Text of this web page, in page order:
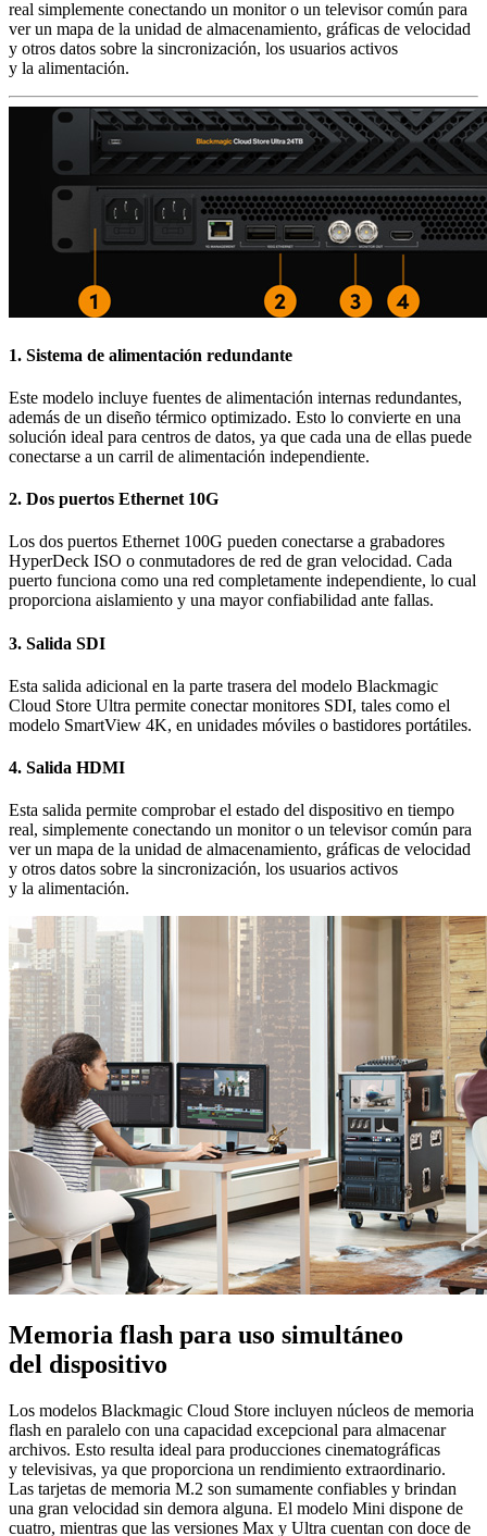
real simplemente conectando un monitor o un televisor común para
ver un mapa de la unidad de almacenamiento, gráficas de velocidad
y otros datos sobre la sincronización, los usuarios activos
y la alimentación.
1. Sistema de alimentación redundante
Este modelo incluye fuentes de alimentación internas redundantes,
además de un diseño térmico optimizado. Esto lo convierte en una
solución ideal para centros de datos, ya que cada una de ellas puede
conectarse a un carril de alimentación independiente.
2. Dos puertos Ethernet 10G
Los dos puertos Ethernet 100G pueden conectarse a grabadores
HyperDeck ISO o conmutadores de red de gran velocidad. Cada
puerto funciona como una red completamente independiente, lo cual
proporciona aislamiento y una mayor confiabilidad ante fallas.
3. Salida SDI
Esta salida adicional en la parte trasera del modelo Blackmagic
Cloud Store Ultra permite conectar monitores SDI, tales como el
modelo SmartView 4K, en unidades móviles o bastidores portátiles.
4. Salida HDMI
Esta salida permite comprobar el estado del dispositivo en tiempo
real, simplemente conectando un monitor o un televisor común para
ver un mapa de la unidad de almacenamiento, gráficas de velocidad
y otros datos sobre la sincronización, los usuarios activos
y la alimentación.
Memoria flash para uso simultáneo
del dispositivo
Los modelos Blackmagic Cloud Store incluyen núcleos de memoria
flash en paralelo con una capacidad excepcional para almacenar
archivos. Esto resulta ideal para producciones cinematográficas
y televisivas, ya que proporciona un rendimiento extraordinario.
Las tarjetas de memoria M.2 son sumamente confiables y brindan
una gran velocidad sin demora alguna. El modelo Mini dispone de
cuatro, mientras que las versiones Max y Ultra cuentan con doce de